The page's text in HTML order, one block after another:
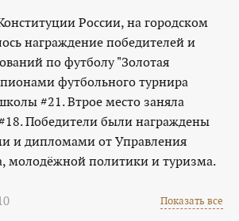
России, на городском
награждение победителей и
по футболу "Золотая
футбольного турнира
#21. Втрое место заняла
Победители были награждены
и дипломами от Управления
молодёжной политики и туризма.
Показать все